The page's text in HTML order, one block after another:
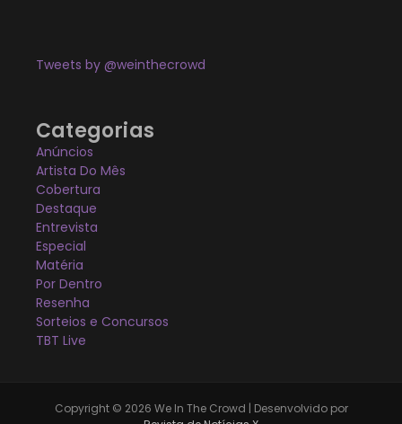
Tweets by @weinthecrowd
Categorias
Anúncios
Artista Do Mês
Cobertura
Destaque
Entrevista
Especial
Matéria
Por Dentro
Resenha
Sorteios e Concursos
TBT Live
Copyright © 2026 We In The Crowd | Desenvolvido por